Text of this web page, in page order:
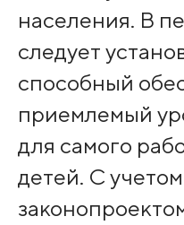
населения. В
следует
способный
приемлемый
для самого
детей. С